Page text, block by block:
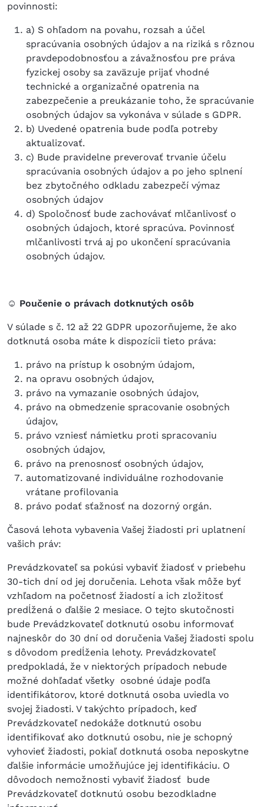
povinnosti:
a) S ohľadom na povahu, rozsah a účel
spracúvania osobných údajov a na riziká s rôznou
pravdepodobnosťou a závažnosťou pre práva
fyzickej osoby sa zaväzuje prijať vhodné
technické a organizačné opatrenia na
zabezpečenie a preukázanie toho, že spracúvanie
osobných údajov sa vykonáva v súlade s GDPR.
b) Uvedené opatrenia bude podľa potreby
aktualizovať.
c) Bude pravidelne preverovať trvanie účelu
spracúvania osobných údajov a po jeho splnení
bez zbytočného odkladu zabezpečí výmaz
osobných údajov
d) Spoločnosť bude zachovávať mlčanlivosť o
osobných údajoch, ktoré spracúva. Povinnosť
mlčanlivosti trvá aj po ukončení spracúvania
osobných údajov.
☺ Poučenie o právach dotknutých osôb
V súlade s č. 12 až 22 GDPR upozorňujeme, že ako
dotknutá osoba máte k dispozícii tieto práva:
právo na prístup k osobným údajom,
na opravu osobných údajov,
právo na vymazanie osobných údajov,
právo na obmedzenie spracovanie osobných
údajov,
právo vzniesť námietku proti spracovaniu
osobných údajov,
právo na prenosnosť osobných údajov,
automatizované individuálne rozhodovanie
vrátane profilovania
právo podať sťažnosť na dozorný orgán.
Časová lehota vybavenia Vašej žiadosti pri uplatnení
vašich práv:
Prevádzkovateľ sa pokúsi vybaviť žiadosť v priebehu
30-tich dní od jej doručenia. Lehota však môže byť
vzhľadom na početnosť žiadostí a ich zložitosť
predĺžená o ďalšie 2 mesiace. O tejto skutočnosti
bude Prevádzkovateľ dotknutú osobu informovať
najneskôr do 30 dní od doručenia Vašej žiadosti spolu
s dôvodom predĺženia lehoty. Prevádzkovateľ
predpokladá, že v niektorých prípadoch nebude
možné dohľadať všetky osobné údaje podľa
identifikátorov, ktoré dotknutá osoba uviedla vo
svojej žiadosti. V takýchto prípadoch, keď
Prevádzkovateľ nedokáže dotknutú osobu
identifikovať ako dotknutú osobu, nie je schopný
vyhovieť žiadosti, pokiaľ dotknutá osoba neposkytne
ďalšie informácie umožňujúce jej identifikáciu. O
dôvodoch nemožnosti vybaviť žiadosť bude
Prevádzkovateľ dotknutú osobu bezodkladne